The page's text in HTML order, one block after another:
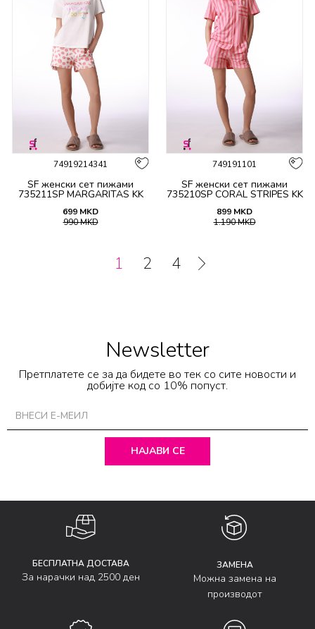
74919214341
SF женски сет пижами
735211SP MARGARITAS KK
699 MKD
990MKD
749191101
SF женски сет пижами
735210SP CORAL STRIPES KK
899 MKD
1.190MKD
1 2 4
Newsletter
Претплатете се за да бидете во тек со сите новости и
добијте код со 10% попуст.
НАЈАВИ СЕ
БЕСПЛАТНА ДОСТАВА
За нарачки над 2500 ден
ЗАМЕНА
Можна замена на
производот